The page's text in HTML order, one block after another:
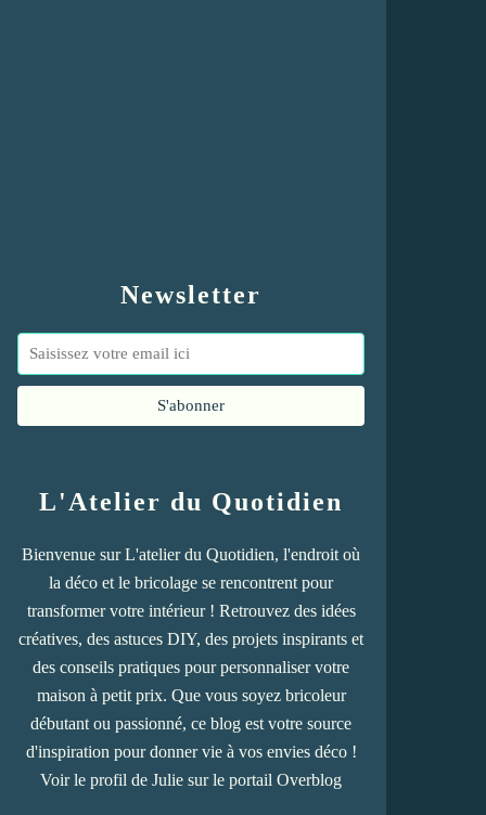
Newsletter
L'Atelier du Quotidien
Bienvenue sur L'atelier du Quotidien, l'endroit où
la déco et le bricolage se rencontrent pour
transformer votre intérieur ! Retrouvez des idées
créatives, des astuces DIY, des projets inspirants et
des conseils pratiques pour personnaliser votre
maison à petit prix. Que vous soyez bricoleur
débutant ou passionné, ce blog est votre source
d'inspiration pour donner vie à vos envies déco !
Voir le profil de Julie sur le portail Overblog